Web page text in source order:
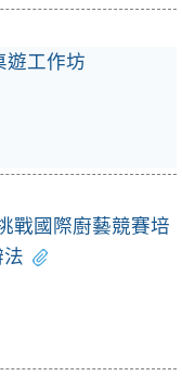
遊工作坊
戰國際廚藝競賽培